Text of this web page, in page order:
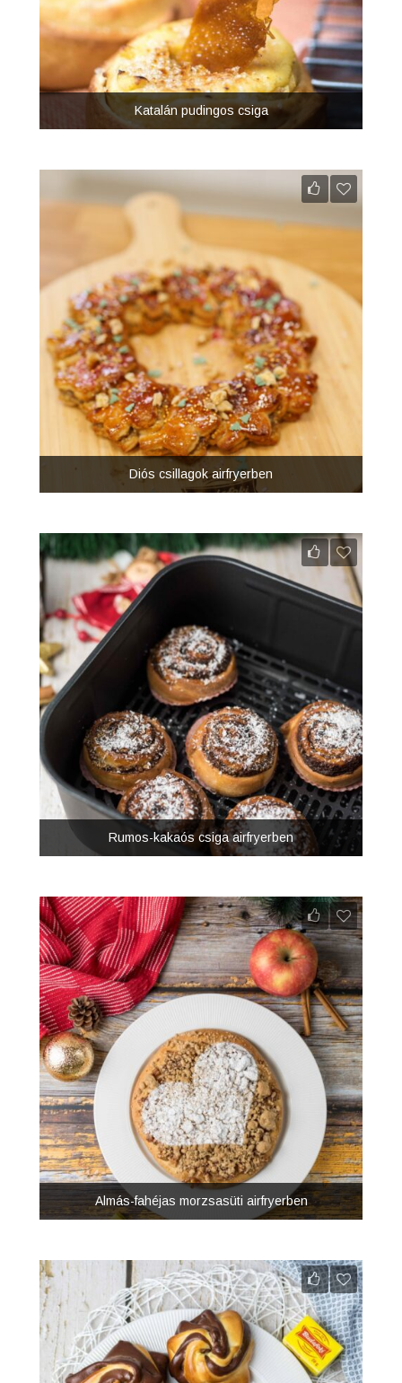
Katalán pudingos csiga
Diós csillagok airfryerben
Rumos-kakaós csiga airfryerben
Almás-fahéjas morzsasüti airfryerben